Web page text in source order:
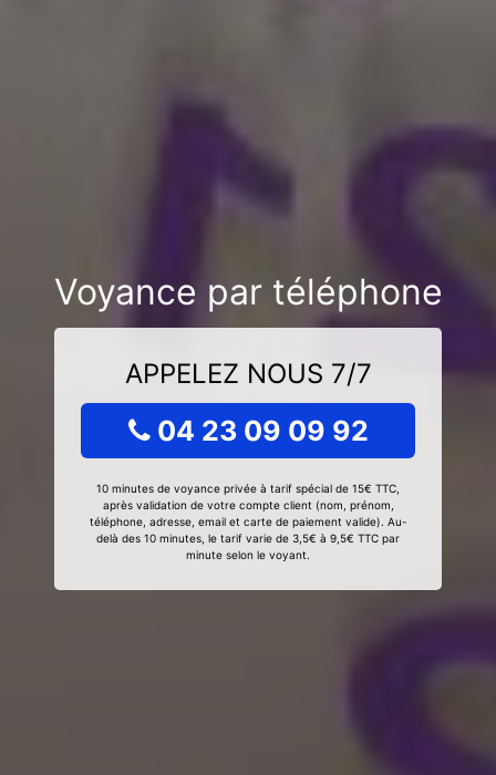
Voyance par téléphone
APPELEZ NOUS 7/7
04 23 09 09 92
10 minutes de voyance privée à tarif spécial de 15€ TTC,
après validation de votre compte client (nom, prénom,
téléphone, adresse, email et carte de paiement valide). Au-
delà des 10 minutes, le tarif varie de 3,5€ à 9,5€ TTC par
minute selon le voyant.